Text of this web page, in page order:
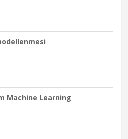
Machine Learning